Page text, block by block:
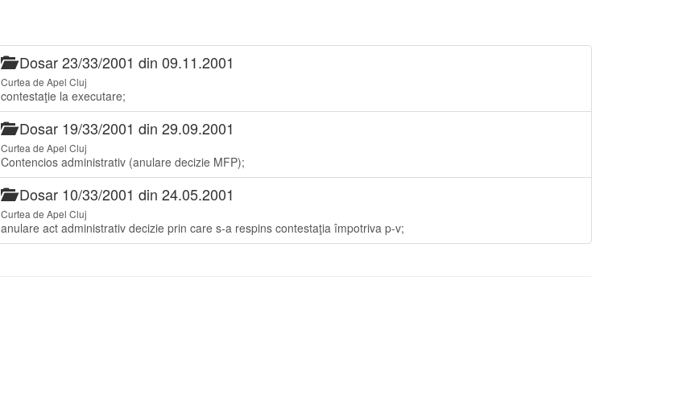
Dosar 23/33/2001 din 09.11.2001
Curtea de Apel Cluj
contestaţie la executare;
Dosar 19/33/2001 din 29.09.2001
Curtea de Apel Cluj
Contencios administrativ (anulare decizie MFP);
Dosar 10/33/2001 din 24.05.2001
Curtea de Apel Cluj
anulare act administrativ decizie prin care s-a respins contestaţia împotriva p-v;